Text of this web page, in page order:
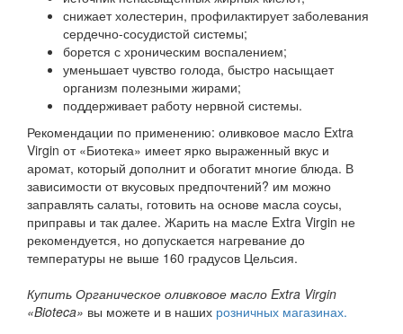
снижает холестерин, профилактирует заболевания
сердечно-сосудистой системы;
борется с хроническим воспалением;
уменьшает чувство голода, быстро насыщает
организм полезными жирами;
поддерживает работу нервной системы.
Рекомендации по применению: оливковое масло Extra
Virgin от «Биотека» имеет ярко выраженный вкус и
аромат, который дополнит и обогатит многие блюда. В
зависимости от вкусовых предпочтений? им можно
заправлять салаты, готовить на основе масла соусы,
приправы и так далее. Жарить на масле Extra Virgin не
рекомендуется, но допускается нагревание до
температуры не выше 160 градусов Цельсия.
Купить Органическое оливковое масло Extra Virgin
«Bioteca» вы можете и в наших розничных магазинах.